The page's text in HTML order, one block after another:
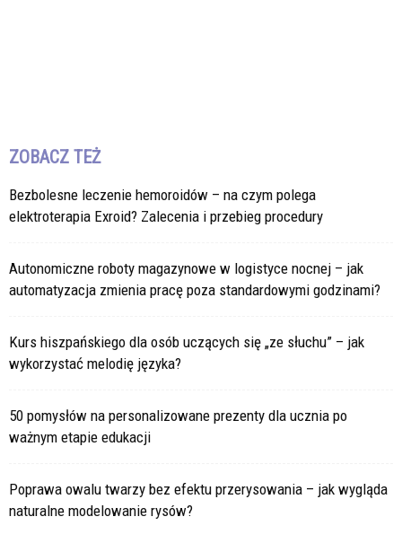
ZOBACZ TEŻ
Bezbolesne leczenie hemoroidów – na czym polega
elektroterapia Exroid? Zalecenia i przebieg procedury
Autonomiczne roboty magazynowe w logistyce nocnej – jak
automatyzacja zmienia pracę poza standardowymi godzinami?
Kurs hiszpańskiego dla osób uczących się „ze słuchu” – jak
wykorzystać melodię języka?
50 pomysłów na personalizowane prezenty dla ucznia po
ważnym etapie edukacji
Poprawa owalu twarzy bez efektu przerysowania – jak wygląda
naturalne modelowanie rysów?